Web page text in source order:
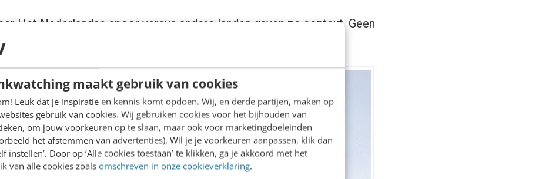
maakt gebruik van cookies
Leuk dat je inspiratie en kennis komt opdoen. Wij, en derde partijen, maken op
gebruik van cookies. Wij gebruiken cookies voor het bijhouden van
om jouw voorkeuren op te slaan, maar ook voor marketingdoeleinden
het afstemmen van advertenties). Wil je je voorkeuren aanpassen, klik dan
instellen’. Door op ‘Alle cookies toestaan’ te klikken, ga je akkoord met het
van alle cookies zoalsomschreven in onze cookieverklaring.
Het Nederlandse spoor versus andere landen gaven ze context. Geen
weg te nemen, maar om het systeem uit te leggen.